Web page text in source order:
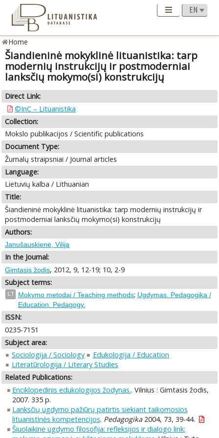
Home
Šiandieninė mokyklinė lituanistika: tarp
modernių instrukcijų ir postmoderniai
lanksčių mokymo(si) konstrukcijų
Direct Link:
©InC – Lituanistika
Collection:
Mokslo publikacijos / Scientific publications
Document Type:
Žurnalų straipsniai / Journal articles
Language:
Lietuvių kalba / Lithuanian
Title:
Šiandieninė mokyklinė lituanistika: tarp modernių instrukcijų ir
postmoderniai lanksčių mokymo(si) konstrukcijų
Authors:
Janušauskienė, Vilija
In the Journal:
Gimtasis žodis, 2012, 9, 12-19; 10, 2-9
Subject terms:
LT Mokymo metodai / Teaching methods; Ugdymas. Pedagogika /
Education. Pedagogy.
ISSN:
0235-7151
Subject area:
Sociologija / Sociology
Edukologija / Education
Literatūrologija / Literary Studies
Related Publications:
Enciklopedinis edukologijos žodynas.. Vilnius : Gimtasis žodis,
2007. 335 p.
Lanksčių ugdymo pažiūrų patirtis siekiant taikomosios
lituanistinės kompetencijos. Pedagogika2004, 73, 39-44.
Šiuolaikinė ugdymo filosofija: refleksijos ir dialogo link: